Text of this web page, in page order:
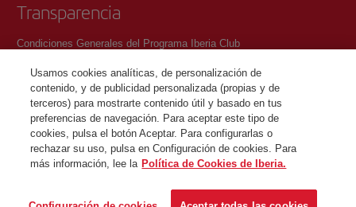
Transparencia
Condiciones Generales del Programa Iberia Club
Política de protección de datos personales
Gestión y Política de cookies
Contacto
©Iberia Joven 2026. Todos los derechos reservados.
Usamos cookies analíticas, de personalización de
contenido, y de publicidad personalizada (propias y de
terceros) para mostrarte contenido útil y basado en tus
preferencias de navegación. Para aceptar este tipo de
cookies, pulsa el botón Aceptar. Para configurarlas o
rechazar su uso, pulsa en Configuración de cookies. Para
más información, lee la Política de Cookies de Iberia.